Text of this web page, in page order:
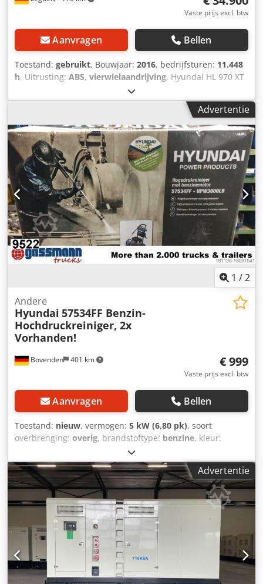
Vaste prijs excl. btw
Aanvragen Bellen
Toestand: gebruikt, Bouwjaar: 2016, bedrijfsturen: 11.448
h, Uitrusting: ABS, vierwielaandrijving, Hyundai HL 970 XT
- Centrale smeerinstallatie - LED-werklampen -
Achteruitrijcamera - Joystickbesturing - Luchtgeveerde
Achteruitrijcamera - Spiegelverwarming Typefouten en
tussentijdse verkoop voorbehouden. Intern
voertuignummer: 10672. WhatsApp-ondersteuning
beschikbaar! Bij vragen over het voertuig of voor meer
informatie kunt u ons gerust via WhatsApp schrijven.
Advertentie
1 /2
Bovenden 401 km
Andere
Hyundai 57534FF Benzin-
Hochdruckreiniger, 2x
Vorhanden!
€ 999
Vaste prijs excl. btw
Aanvragen Bellen
Toestand: nieuw, vermogen: 5 kW (6,80 pk), soort
overbrenging: overig, brandstoftype: benzine, kleur:
overig
Bovenden, Opbouw: Hyundai benzine-hogedrukreiniger.
ACCESSOIREINFORMATIE ZONDER GARANTIE, wijzigingen,
tussentijdse verkoop en vergissingen voorbehouden!
Codovhk Szepfx Af Reha
Advertentie